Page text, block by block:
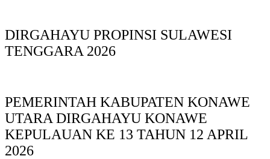
DIRGAHAYU PROPINSI SULAWESI
TENGGARA 2026
PEMERINTAH KABUPATEN KONAWE
UTARA DIRGAHAYU KONAWE
KEPULAUAN KE 13 TAHUN 12 APRIL
2026